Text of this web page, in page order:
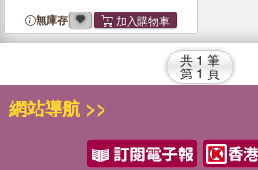
無庫存
共 1 筆
第 1 頁
網站導航 >>